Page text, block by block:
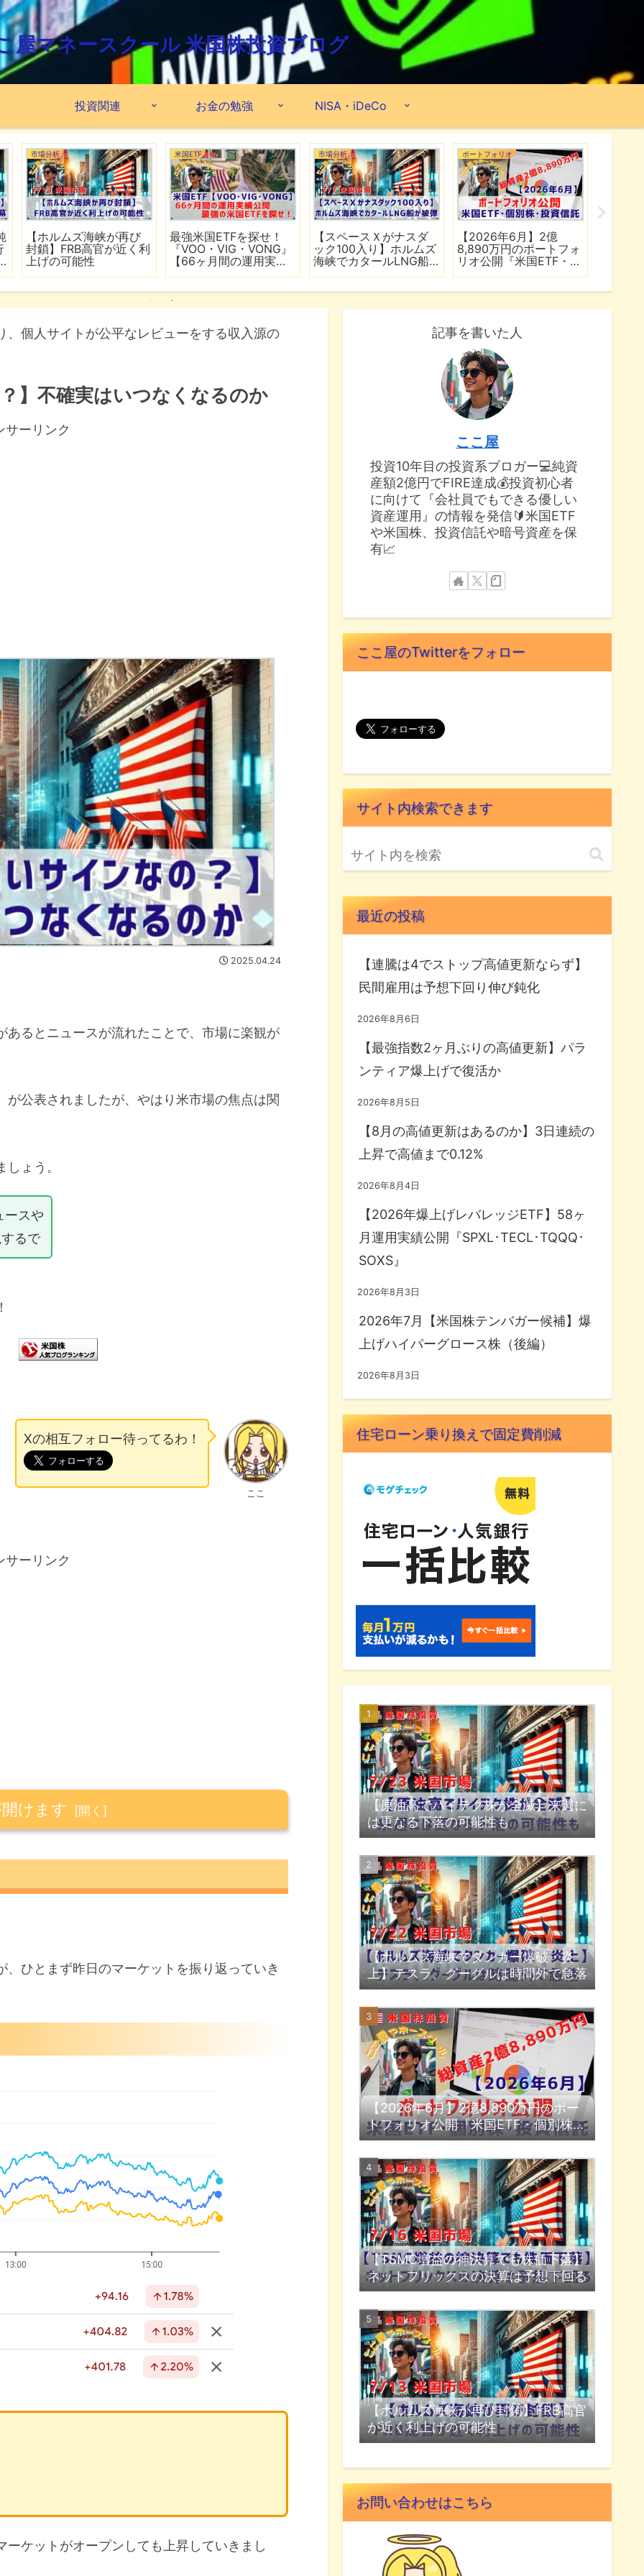
屋マネースクール 米国株投資ブログ
投資関連 お金の勉強 NISA・iDeCo
市場分析
【ホルムズ海峡が再び
封鎖】FRB高官が近く利
上げの可能性
米国ETF
最強米国ETFを探せ！
『VOO・VIG・VONG』
【66ヶ月間の運用実績
市場分析
【スペースＸがナスダ
ック100入り】ホルムズ
海峡でカタールLNG船
ポートフォリオ
【2026年6月】2億
8,890万円のポートフォ
リオ公開『米国ETF・個
個人サイトが公平なレビューをする収入源の
】不確実はいつなくなるのか
サーリンク
2025.04.24
るとニュースが流れたことで、市場に楽観が
公表されましたが、やはり米市場の焦点は関
ょう。
ースや
るで
ここ
Xの相互フォロー待ってるわ！
サーリンク
けます
下げ示唆
ひとまず昨日のマーケットを振り返っていき
ケットがオープンしても上昇していきまし
記事を書いた人
ここ屋
投資10年目の投資系ブロガー💻純資
産額2億円でFIRE達成💰投資初心者
に向けて『会社員でもできる優しい
資産運用』の情報を発信🔰米国ETF
や米国株、投資信託や暗号資産を保
有📈
ここ屋のTwitterをフォロー
サイト内検索できます
最近の投稿
【連騰は4でストップ高値更新ならず】
民間雇用は予想下回り伸び鈍化
2026年8月6日
【最強指数2ヶ月ぶりの高値更新】パラ
ンティア爆上げで復活か
2026年8月5日
【8月の高値更新はあるのか】3日連続の
上昇で高値まで0.12%
2026年8月4日
【2026年爆上げレバレッジETF】58ヶ
月運用実績公開『SPXL･TECL･TQQQ･
SOXS』
2026年8月3日
2026年7月【米国株テンバガー候補】爆
上げハイパーグロース株（後編）
2026年8月3日
住宅ローン乗り換えで固定費削減
【原油高でハイテク株が全滅】来週に
は更なる下落の可能性も
【ホルムズ海峡でタンカー爆破・炎
上】テスラ、グーグルは時間外で急落
【2026年6月】2億8,890万円のポー
トフォリオ公開『米国ETF・個別株・
投資信託』
【TSMC増益の神決算でも株価下落】
ネットフリックスの決算は予想下回る
【ホルムズ海峡が再び封鎖】FRB高官
が近く利上げの可能性
お問い合わせはこちら